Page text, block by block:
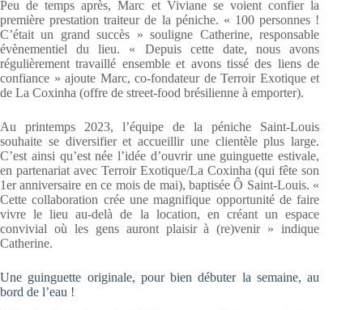
Peu de temps après, Marc et Viviane se voient confier la
première prestation traiteur de la péniche. « 100 personnes !
C’était un grand succès » souligne Catherine, responsable
évènementiel du lieu. « Depuis cette date, nous avons
régulièrement travaillé ensemble et avons tissé des liens de
confiance » ajoute Marc, co-fondateur de Terroir Exotique et
de La Coxinha (offre de street-food brésilienne à emporter).
Au printemps 2023, l’équipe de la péniche Saint-Louis
souhaite se diversifier et accueillir une clientèle plus large.
C’est ainsi qu’est née l’idée d’ouvrir une guinguette estivale,
en partenariat avec Terroir Exotique/La Coxinha (qui fête son
1er anniversaire en ce mois de mai), baptisée Ô Saint-Louis. «
Cette collaboration crée une magnifique opportunité de faire
vivre le lieu au-delà de la location, en créant un espace
convivial où les gens auront plaisir à (re)venir » indique
Catherine.
Une guinguette originale, pour bien débuter la semaine, au
bord de l’eau !